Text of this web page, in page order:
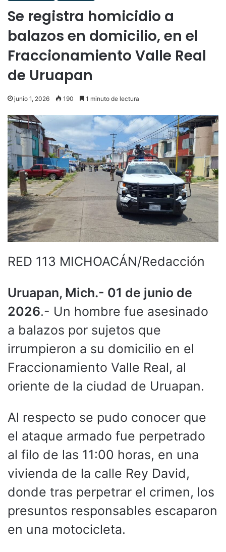
Se registra homicidio a
balazos en domicilio, en el
Fraccionamiento Valle Real
de Uruapan
junio 1, 2026 190 1 minuto de lectura
RED 113 MICHOACÁN/Redacción
Uruapan, Mich.- 01 de junio de
2026.- Un hombre fue asesinado
a balazos por sujetos que
irrumpieron a su domicilio en el
Fraccionamiento Valle Real, al
oriente de la ciudad de Uruapan.
Al respecto se pudo conocer que
el ataque armado fue perpetrado
al filo de las 11:00 horas, en una
vivienda de la calle Rey David,
donde tras perpetrar el crimen, los
presuntos responsables escaparon
en una motocicleta.